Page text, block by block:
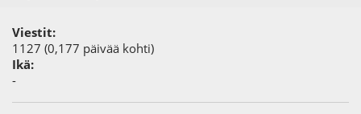
Viestit:
1127 (0,177 päivää kohti)
Ikä:
-